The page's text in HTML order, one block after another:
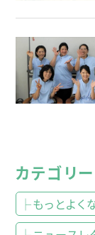
カテゴリー
├もっとよく